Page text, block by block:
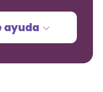
ayuda